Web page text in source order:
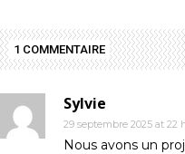
1 COMMENTAIRE
Sylvie
29 septembre 2025 at 22
Nous avons un